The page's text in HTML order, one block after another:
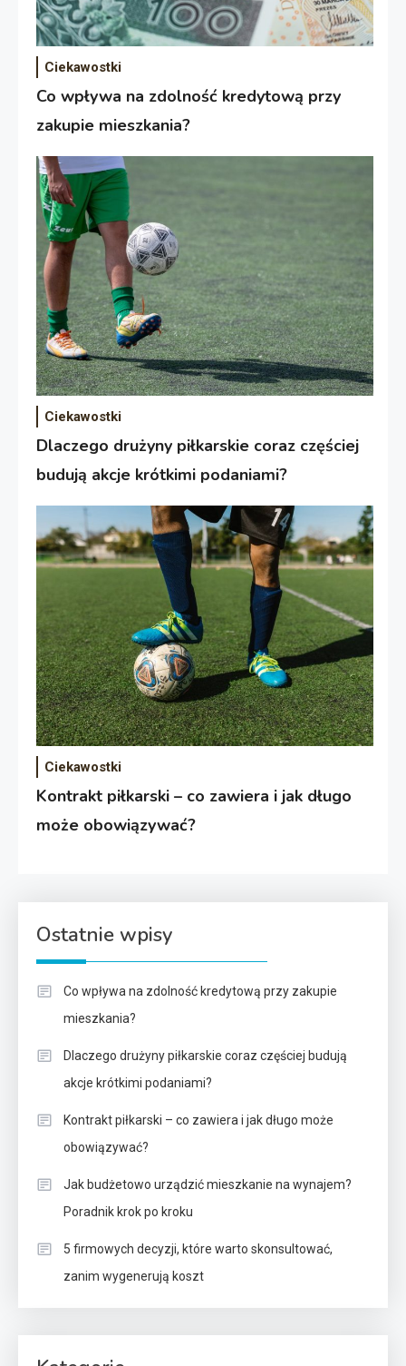
Ciekawostki
Co wpływa na zdolność kredytową przy
zakupie mieszkania?
Ciekawostki
Dlaczego drużyny piłkarskie coraz częściej
budują akcje krótkimi podaniami?
Ciekawostki
Kontrakt piłkarski – co zawiera i jak długo
może obowiązywać?
Ostatnie wpisy
Co wpływa na zdolność kredytową przy zakupie
mieszkania?
Dlaczego drużyny piłkarskie coraz częściej budują
akcje krótkimi podaniami?
Kontrakt piłkarski – co zawiera i jak długo może
obowiązywać?
Jak budżetowo urządzić mieszkanie na wynajem?
Poradnik krok po kroku
5 firmowych decyzji, które warto skonsultować,
zanim wygenerują koszt